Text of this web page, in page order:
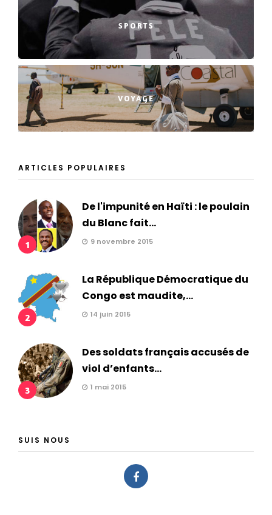
SPORTS
VOYAGE
ARTICLES POPULAIRES
1
De l'impunité en Haïti : le poulain
du Blanc fait...
9 novembre 2015
2
La République Démocratique du
Congo est maudite,...
14 juin 2015
3
Des soldats français accusés de
viol d’enfants...
1 mai 2015
SUIS NOUS